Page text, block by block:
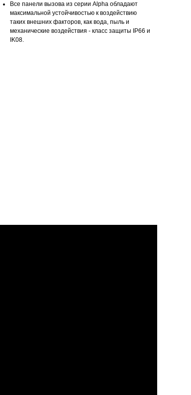
Все панели вызова из серии Alpha обладают
максимальной устойчивостью к воздействию
таких внешних факторов, как вода, пыль и
механические воздействия - класс защиты IP66 и
IK08.